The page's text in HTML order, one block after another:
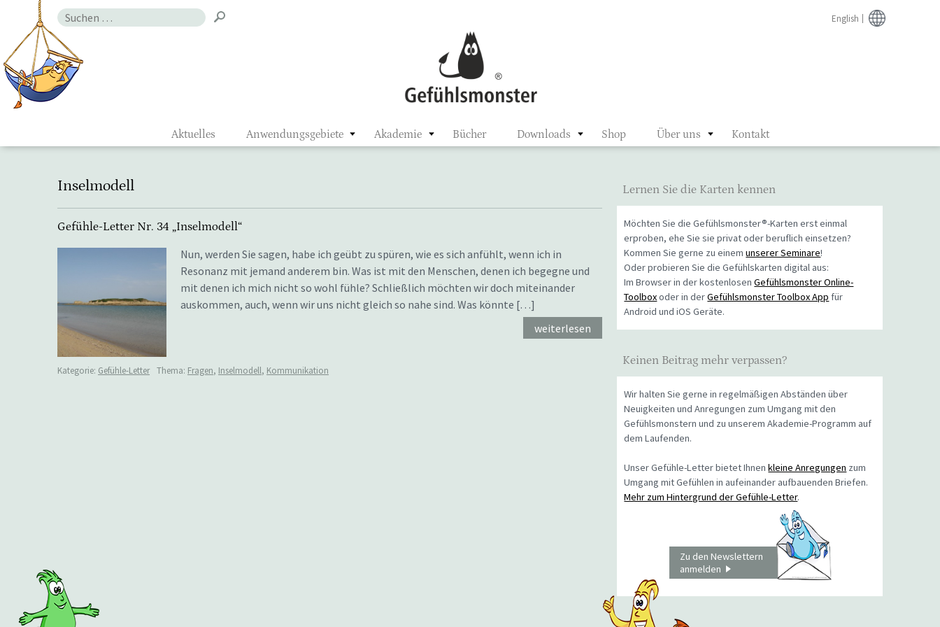
Aktuelles Anwendungsgebiete Akademie Bücher Downloads Shop Über uns Kontakt
English
Suchen
Inselmodell
Gefühle-Letter Nr. 34 „Inselmodell“
Nun, werden Sie sagen, habe ich geübt zu spüren, wie es sich anfühlt, wenn ich in
Resonanz mit jemand anderem bin. Was ist mit den Menschen, denen ich begegne und
mit denen ich mich nicht so wohl fühle? Schließlich möchten wir doch miteinander
auskommen, auch, wenn wir uns nicht gleich so nahe sind. Was könnte […]
weiterlesen
Kategorie: Gefühle-Letter Thema: Fragen, Inselmodell, Kommunikation
Lernen Sie die Karten kennen
Möchten Sie die Gefühlsmonster®-Karten erst einmal
erproben, ehe Sie sie privat oder beruflich einsetzen?
Kommen Sie gerne zu einemunserer Seminare!
Oder probieren Sie die Gefühlskarten digital aus:
Im Browser in der kostenlosenGefühlsmonster Online-
Toolboxoder in derGefühlsmonster Toolbox App für
Android und iOS Geräte.
Keinen Beitrag mehr verpassen?
Wir halten Sie gerne in regelmäßigen Abständen über
Neuigkeiten und Anregungen zum Umgang mit den
Gefühlsmonstern und zu unserem Akademie-Programm auf
dem Laufenden.
Unser Gefühle-Letter bietet Ihnenkleine Anregungen zum
Umgang mit Gefühlen in aufeinander aufbauenden Briefen.
Mehr zum Hintergrund der Gefühle-Letter.
Zu den Newslettern
anmelden